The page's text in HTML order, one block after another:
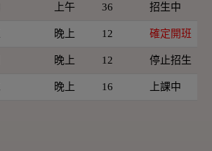
上午 36 招生中
晚上 12 確定開班
晚上 12 停止招生
晚上 16 上課中